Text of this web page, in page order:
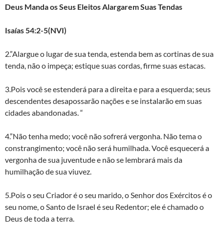
Deus Manda os Seus Eleitos Alargarem Suas Tendas
Isaías 54:2-5(NVI)
2.”Alargue o lugar de sua tenda, estenda bem as cortinas de sua
tenda, não o impeça; estique suas cordas, firme suas estacas.
3.Pois você se estenderá para a direita e para a esquerda; seus
descendentes desapossarão nações e se instalarão em suas
cidades abandonadas. “
4.”Não tenha medo; você não sofrerá vergonha. Não tema o
constrangimento; você não será humilhada. Você esquecerá a
vergonha de sua juventude e não se lembrará mais da
humilhação de sua viuvez.
5.Pois o seu Criador é o seu marido, o Senhor dos Exércitos é o
seu nome, o Santo de Israel é seu Redentor; ele é chamado o
Deus de toda a terra.